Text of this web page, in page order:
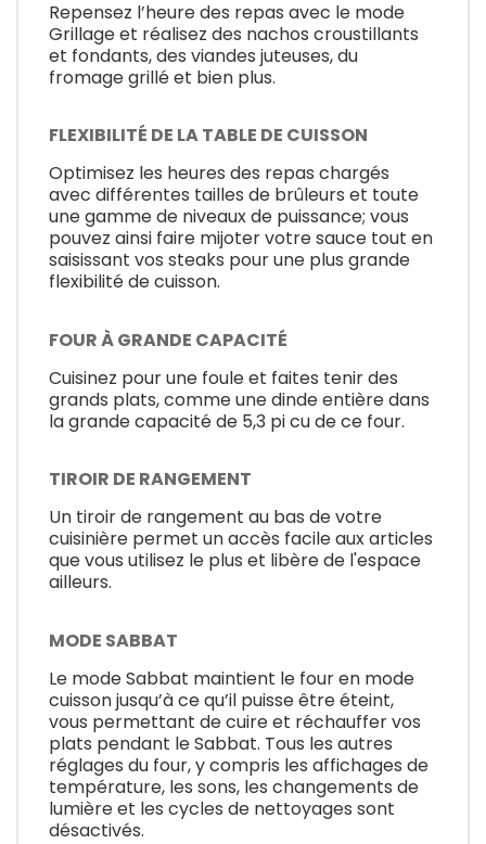
Repensez l’heure des repas avec le mode
Grillage et réalisez des nachos croustillants
et fondants, des viandes juteuses, du
fromage grillé et bien plus.
FLEXIBILITÉ DE LA TABLE DE CUISSON
Optimisez les heures des repas chargés
avec différentes tailles de brûleurs et toute
une gamme de niveaux de puissance; vous
pouvez ainsi faire mijoter votre sauce tout en
saisissant vos steaks pour une plus grande
flexibilité de cuisson.
FOUR À GRANDE CAPACITÉ
Cuisinez pour une foule et faites tenir des
grands plats, comme une dinde entière dans
la grande capacité de 5,3 pi cu de ce four.
TIROIR DE RANGEMENT
Un tiroir de rangement au bas de votre
cuisinière permet un accès facile aux articles
que vous utilisez le plus et libère de l'espace
ailleurs.
MODE SABBAT
Le mode Sabbat maintient le four en mode
cuisson jusqu’à ce qu’il puisse être éteint,
vous permettant de cuire et réchauffer vos
plats pendant le Sabbat. Tous les autres
réglages du four, y compris les affichages de
température, les sons, les changements de
lumière et les cycles de nettoyages sont
désactivés.